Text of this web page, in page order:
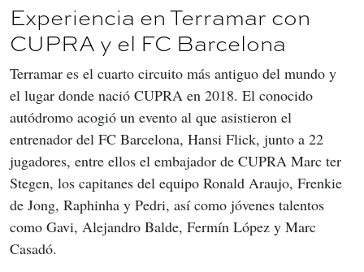
Experiencia en Terramar con
CUPRA y el FC Barcelona
Terramar es el cuarto circuito más antiguo del mundo y
el lugar donde nació CUPRA en 2018. El conocido
autódromo acogió un evento al que asistieron el
entrenador del FC Barcelona, Hansi Flick, junto a 22
jugadores, entre ellos el embajador de CUPRA Marc ter
Stegen, los capitanes del equipo Ronald Araujo, Frenkie
de Jong, Raphinha y Pedri, así como jóvenes talentos
como Gavi, Alejandro Balde, Fermín López y Marc
Casadó.